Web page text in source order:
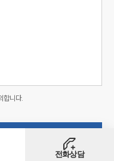
합니다.
전화상담